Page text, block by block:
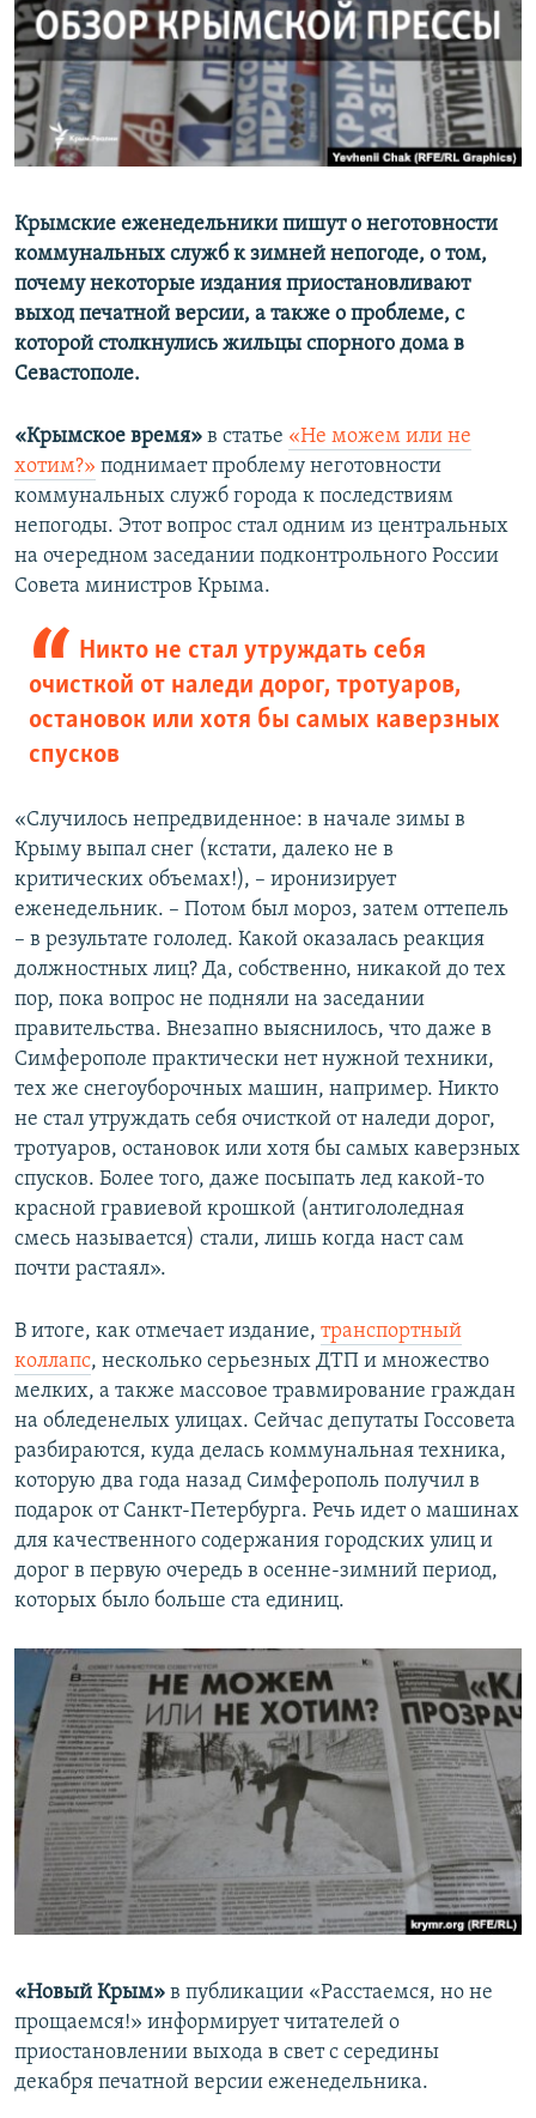
ПОБЕДИТЕЛЕЙ НЕ СУДЯТ?
КРЫМ.НЕПОКОРЕННЫЙ
ELIFBE
УКРАИНСКАЯ ПРОБЛЕМА КРЫМА
ПРИСОЕДИНЯЙТЕСЬ!
Крымские еженедельники пишут о неготовности
коммунальных служб к зимней непогоде, о том,
почему некоторые издания приостановливают
выход печатной версии, а также о проблеме, с
которой столкнулись жильцы спорного дома в
Севастополе.
«Крымское время» в статье «Не можем или не
хотим?» поднимает проблему неготовности
коммунальных служб города к последствиям
непогоды. Этот вопрос стал одним из центральных
на очередном заседании подконтрольного России
Совета министров Крыма.
Никто не стал утруждать себя
очисткой от наледи дорог, тротуаров,
остановок или хотя бы самых каверзных
спусков
«Случилось непредвиденное: в начале зимы в
Крыму выпал снег (кстати, далеко не в
критических объемах!), – иронизирует
еженедельник. – Потом был мороз, затем оттепель
– в результате гололед. Какой оказалась реакция
должностных лиц? Да, собственно, никакой до тех
пор, пока вопрос не подняли на заседании
правительства. Внезапно выяснилось, что даже в
Симферополе практически нет нужной техники,
тех же снегоуборочных машин, например. Никто
не стал утруждать себя очисткой от наледи дорог,
тротуаров, остановок или хотя бы самых каверзных
спусков. Более того, даже посыпать лед какой-то
красной гравиевой крошкой (антигололедная
смесь называется) стали, лишь когда наст сам
почти растаял».
В итоге, как отмечает издание, транспортный
коллапс, несколько серьезных ДТП и множество
мелких, а также массовое травмирование граждан
на обледенелых улицах. Сейчас депутаты Госсовета
разбираются, куда делась коммунальная техника,
которую два года назад Симферополь получил в
подарок от Санкт-Петербурга. Речь идет о машинах
для качественного содержания городских улиц и
дорог в первую очередь в осенне-зимний период,
которых было больше ста единиц.
«Новый Крым» в публикации «Расстаемся, но не
прощаемся!» информирует читателей о
приостановлении выхода в свет с середины
декабря печатной версии еженедельника.